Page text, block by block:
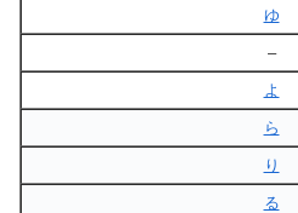
ゆ
–
よ
ら
り
る